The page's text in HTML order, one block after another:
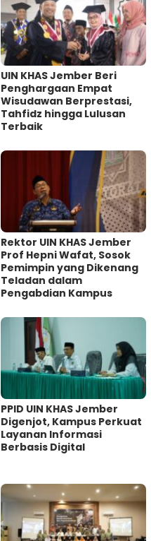
UIN KHAS Jember Beri
Penghargaan Empat
Wisudawan Berprestasi,
Tahfidz hingga Lulusan
Terbaik
Rektor UIN KHAS Jember
Prof Hepni Wafat, Sosok
Pemimpin yang Dikenang
Teladan dalam
Pengabdian Kampus
PPID UIN KHAS Jember
Digenjot, Kampus Perkuat
Layanan Informasi
Berbasis Digital